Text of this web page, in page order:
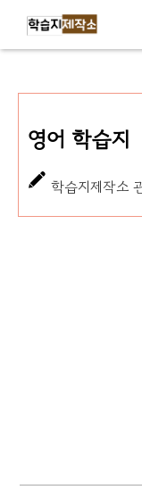
영어 학습지
학습지제작소